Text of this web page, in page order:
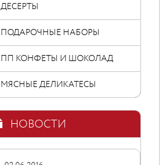
ДЕСЕРТЫ
ПОДАРОЧНЫЕ НАБОРЫ
ПП КОНФЕТЫ И ШОКОЛАД
МЯСНЫЕ ДЕЛИКАТЕСЫ
НОВОСТИ